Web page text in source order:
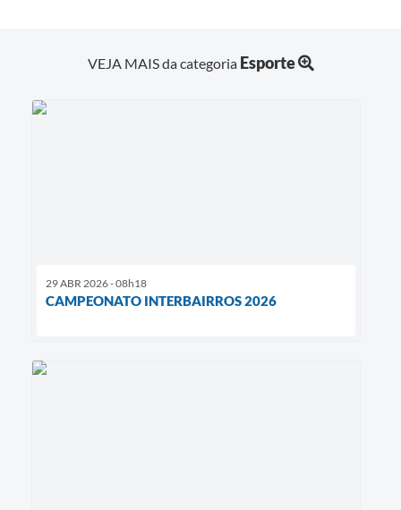
VEJA MAIS da categoria Esporte
29 ABR 2026 - 08h18
CAMPEONATO INTERBAIRROS 2026